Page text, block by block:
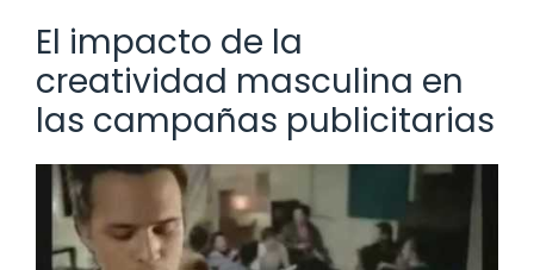
El impacto de la
creatividad masculina en
las campañas publicitarias